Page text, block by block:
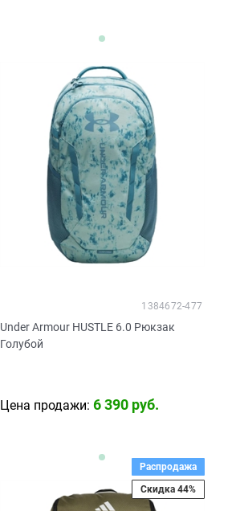
Under Armour HUSTLE 6.0 Рюкзак
Голубой
1384672-477
Цена продажи: 6 390 руб.
Распродажа
Скидка 44%